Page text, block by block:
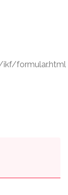
formular.html